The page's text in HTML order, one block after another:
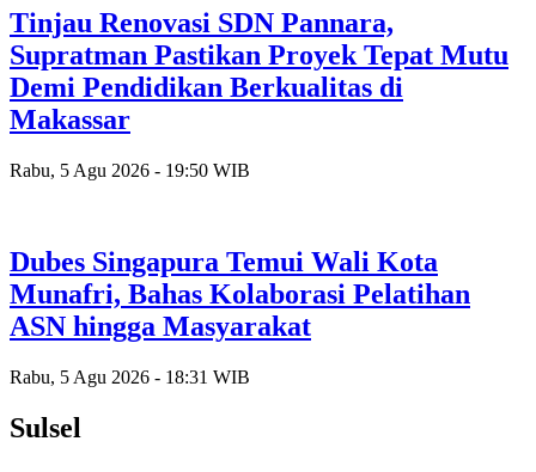
Tinjau Renovasi SDN Pannara,
Supratman Pastikan Proyek Tepat Mutu
Demi Pendidikan Berkualitas di
Makassar
Rabu, 5 Agu 2026 - 19:50 WIB
Dubes Singapura Temui Wali Kota
Munafri, Bahas Kolaborasi Pelatihan
ASN hingga Masyarakat
Rabu, 5 Agu 2026 - 18:31 WIB
Sulsel